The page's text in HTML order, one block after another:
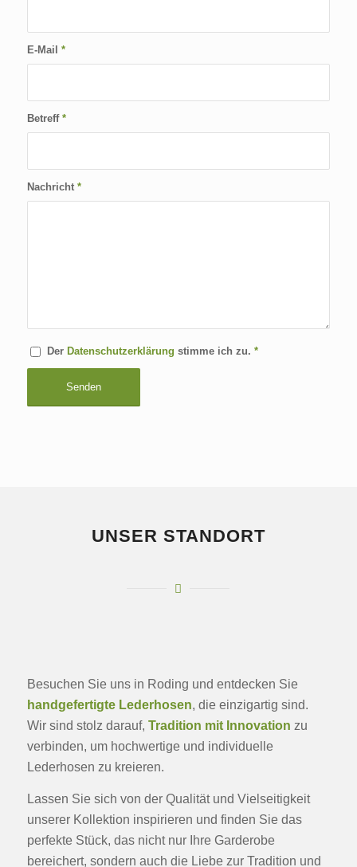
E-Mail *
Betreff *
Nachricht *
Der Datenschutzerklärung stimme ich zu. *
UNSER STANDORT
Besuchen Sie uns in Roding und entdecken Sie
handgefertigte Lederhosen, die einzigartig sind.
Wir sind stolz darauf, Tradition mit Innovation zu
verbinden, um hochwertige und individuelle
Lederhosen zu kreieren.
Lassen Sie sich von der Qualität und Vielseitigkeit
unserer Kollektion inspirieren und finden Sie das
perfekte Stück, das nicht nur Ihre Garderobe
bereichert, sondern auch die Liebe zur Tradition und